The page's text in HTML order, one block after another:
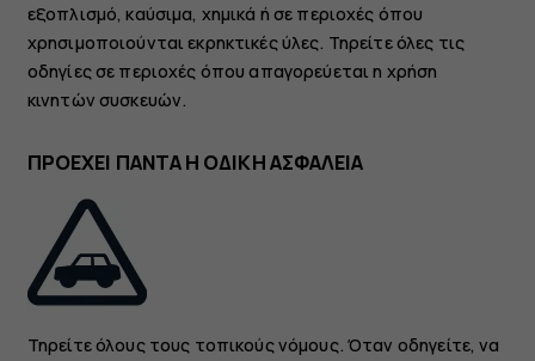
εξοπλισμό, καύσιμα, χημικά ή σε περιοχές όπου
χρησιμοποιούνται εκρηκτικές ύλες. Τηρείτε όλες τις
οδηγίες σε περιοχές όπου απαγορεύεται η χρήση
κινητών συσκευών.
ΠΡΟΕΧΕΙ ΠΑΝΤΑ Η ΟΔΙΚΗ ΑΣΦΑΛΕΙΑ
Τηρείτε όλους τους τοπικούς νόμους. Όταν οδηγείτε, να